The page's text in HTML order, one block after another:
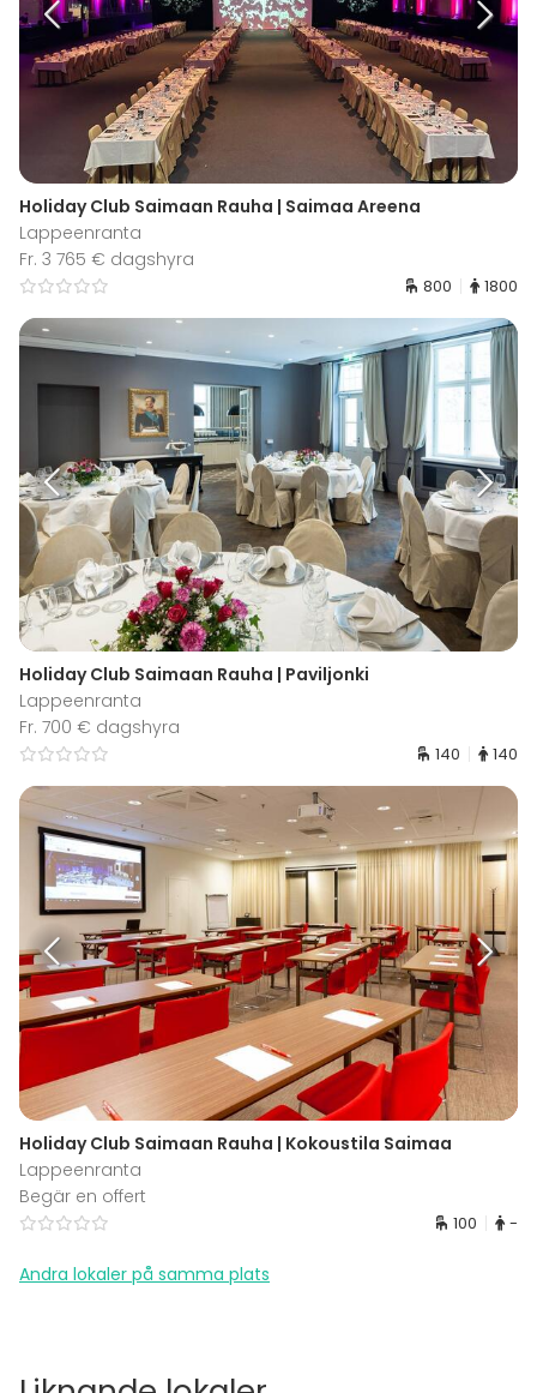
Holiday Club Saimaan Rauha | Saimaa Areena
Lappeenranta
Fr. 3 765 € dagshyra
800 1800
Holiday Club Saimaan Rauha | Paviljonki
Lappeenranta
Fr. 700 € dagshyra
140 140
Holiday Club Saimaan Rauha | Kokoustila Saimaa
Lappeenranta
Begär en offert
100 -
Andra lokaler på samma plats